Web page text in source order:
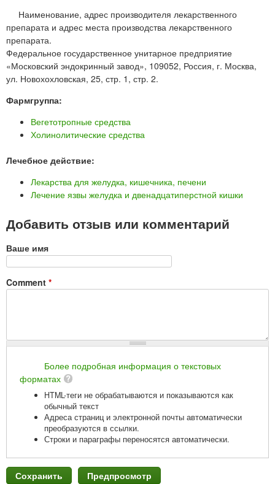
Наименование, адрес производителя лекарственного
препарата и адрес места производства лекарственного
препарата.
Федеральное государственное унитарное предприятие
«Московский эндокринный завод», 109052, Россия, г. Москва,
ул. Новохохловская, 25, стр. 1, стр. 2.
Фармгруппа:
Вегетотропные средства
Холинолитические средства
Лечебное действие:
Лекарства для желудка, кишечника, печени
Лечение язвы желудка и двенадцатиперстной кишки
Добавить отзыв или комментарий
Ваше имя
Comment *
Более подробная информация о текстовых
форматах
HTML-теги не обрабатываются и показываются как
обычный текст
Адреса страниц и электронной почты автоматически
преобразуются в ссылки.
Строки и параграфы переносятся автоматически.